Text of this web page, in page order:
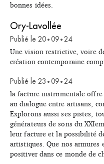
bonnes idées.
Ory-Lavollée
Publié le 20 • 09 • 24
Une vision restrictive, voire
création contemporaine
Publié le 23 • 09 • 24
la facture instrumentale
au dialogue entre artisans,
Explorons aussi ses pistes,
générateurs de sons du
leur facture et la possibilité
artistiques. Que nos armures
positiver dans ce monde de